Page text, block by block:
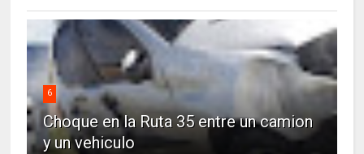
6
Choque en la Ruta 35 entre un camion
y un vehiculo